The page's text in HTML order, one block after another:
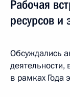
Рабочая
ресурсов и
Обсуждались
деятельности,
в рамках Года